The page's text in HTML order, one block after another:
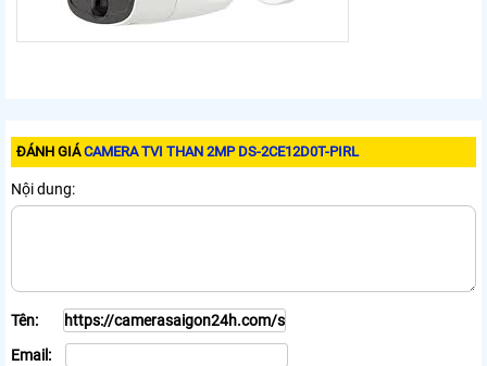
ĐÁNH GIÁCAMERA TVI THAN 2MP DS-2CE12D0T-PIRL
Nội dung:
Tên:
Email: